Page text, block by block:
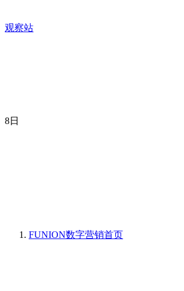
观察站
8日
FUNION数字营销首页